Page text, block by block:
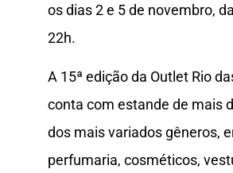
os dias 2 e 5 de novembro,
22h.
A 15ª edição da Outlet Rio
conta com estande de mais
dos mais variados gêneros,
perfumaria, cosméticos,